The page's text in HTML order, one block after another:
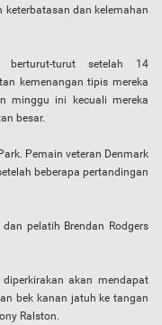
keterbatasan dan kelemahan
berturut-turut setelah 14
kemenangan tipis mereka
minggu ini kecuali mereka
besar.
Pemain veteran Denmark
beberapa pertandingan
pelatih Brendan Rodgers
akan mendapat
bek kanan jatuh ke tangan
Ralston.